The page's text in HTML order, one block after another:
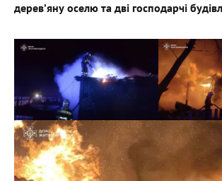
дерев’яну оселю та дві господарчі